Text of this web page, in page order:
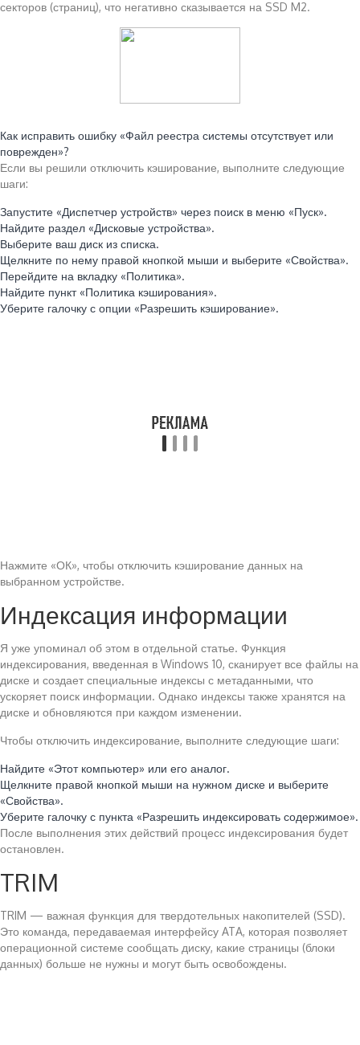
секторов (страниц), что негативно сказывается на SSD M2.
Как исправить ошибку «Файл реестра системы отсутствует или
поврежден»?
Если вы решили отключить кэширование, выполните следующие
шаги:
Запустите «Диспетчер устройств» через поиск в меню «Пуск».
Найдите раздел «Дисковые устройства».
Выберите ваш диск из списка.
Щелкните по нему правой кнопкой мыши и выберите «Свойства».
Перейдите на вкладку «Политика».
Найдите пункт «Политика кэширования».
Уберите галочку с опции «Разрешить кэширование».
Нажмите «ОК», чтобы отключить кэширование данных на
выбранном устройстве.
Индексация информации
Я уже упоминал об этом в отдельной статье. Функция
индексирования, введенная в Windows 10, сканирует все файлы на
диске и создает специальные индексы с метаданными, что
ускоряет поиск информации. Однако индексы также хранятся на
диске и обновляются при каждом изменении.
Чтобы отключить индексирование, выполните следующие шаги:
Найдите «Этот компьютер» или его аналог.
Щелкните правой кнопкой мыши на нужном диске и выберите
«Свойства».
Уберите галочку с пункта «Разрешить индексировать содержимое».
После выполнения этих действий процесс индексирования будет
остановлен.
TRIM
TRIM — важная функция для твердотельных накопителей (SSD).
Это команда, передаваемая интерфейсу ATA, которая позволяет
операционной системе сообщать диску, какие страницы (блоки
данных) больше не нужны и могут быть освобождены.